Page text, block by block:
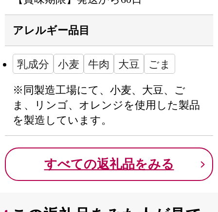
アレルギー品目
乳成分 小麦 牛肉 大豆 ごま
※同製造工場にて、小麦、大豆、ご
ま、リンゴ、オレンジを使用した製品
を製造しています。
すべての返礼品をみる